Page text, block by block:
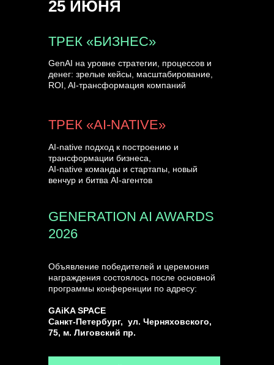
Объявление победителей и церемония
награждения состоялось после основной
программы конференции по адресу:
GAiKA SPACE
Санкт-Петербург, ул. Черняховского,
75, м. Лиговский пр.
ТРЕК «БИЗНЕС»
GENERATION AI AWARDS
2026
GenAI на уровне стратегии, процессов и
денег: зрелые кейсы, масштабирование,
ROI, AI-трансформация компаний
AI-native подход к построению и
трансформации бизнеса,
AI-native команды и стартапы, новый
венчур и битва AI-агентов
ТРЕК «AI-NATIVE»
25 ИЮНЯ
УЗНАТЬ БОЛЬШЕ
ГЕНЕРАЛЬНЫЙ ИНФОПАРТНЕР
CONVERSATIONS